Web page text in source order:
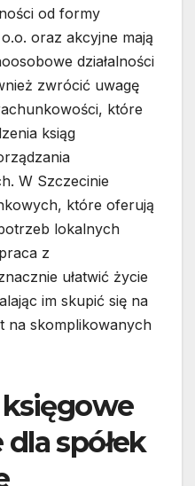
od formy
oraz akcyjne mają
działalności
zwrócić uwagę
które
ksiąg
W Szczecinie
które oferują
lokalnych
z
ułatwić życie
im skupić się na
na skomplikowanych
księgowe
spółek